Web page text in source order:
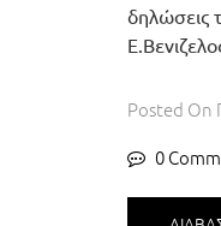
δηλώσεις
Posted On
0